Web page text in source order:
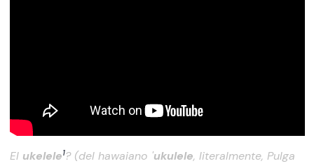
El ukelele1? (del hawaiano 'ukulele, literalmente, Pulga